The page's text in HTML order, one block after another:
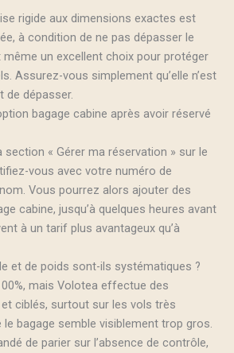
rigide aux dimensions exactes est
à condition de ne pas dépasser le
même un excellent choix pour protéger
Assurez-vous simplement qu’elle n’est
de dépasser.
bagage cabine après avoir réservé
section « Gérer ma réservation » sur le
vous avec votre numéro de
Vous pourrez alors ajouter des
cabine, jusqu’à quelques heures avant
à un tarif plus avantageux qu’à
et de poids sont-ils systématiques ?
mais Volotea effectue des
ciblés, surtout sur les vols très
bagage semble visiblement trop gros.
de parier sur l’absence de contrôle,